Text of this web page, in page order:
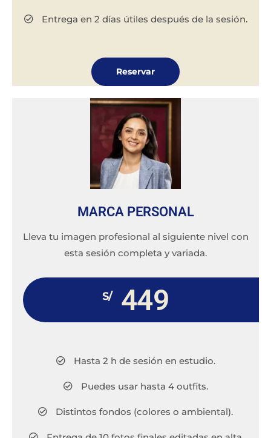
Entrega en 2 días útiles después de la sesión.
Reservar
MARCA PERSONAL
Lleva tu imagen profesional al siguiente nivel con
esta sesión completa y variada.
S/ 449
Hasta 2 h de sesión en estudio.
Puedes usar hasta 4 outfits.
Distintos fondos (colores o ambiental).